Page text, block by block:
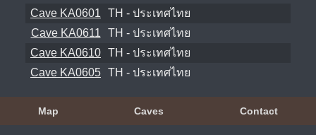
Cave KA0601
TH - ประเทศไทย
Cave KA0611
TH - ประเทศไทย
Cave KA0610 TH - ประเทศไทย
Cave KA0605 TH - ประเทศไทย
Map Caves Contact